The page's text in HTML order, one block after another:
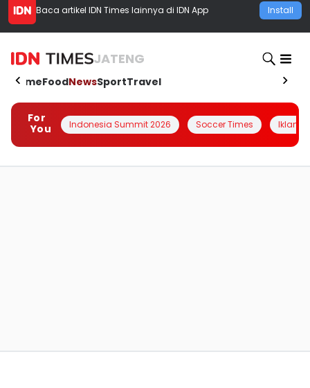
Baca artikel IDN Times lainnya di IDN App Install
JATENG
HomeFoodNewsSportTravel
For
You
Indonesia Summit 2026 Soccer Times Iklanin